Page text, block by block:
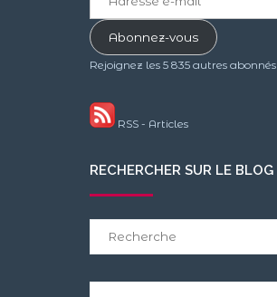
mailAbonnez-vous
Rejoignez les 5 835 autres abonnés
RSS - Articles
RECHERCHER SUR LE BLOG